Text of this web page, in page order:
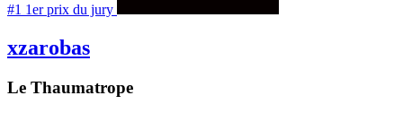
#1 1erprix du jury
xzarobas
Le Thaumatrope